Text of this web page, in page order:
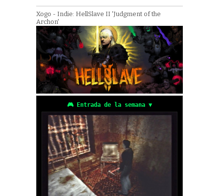
Xogo - Indie: HellSlave II 'Judgment of the
Archon'
🎮 Entrada de la semana ▼